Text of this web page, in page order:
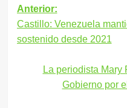
Navegación
de
Anterior:
Castillo: Venezuela
sostenido desde 2021
La periodista Mary
Gobierno por